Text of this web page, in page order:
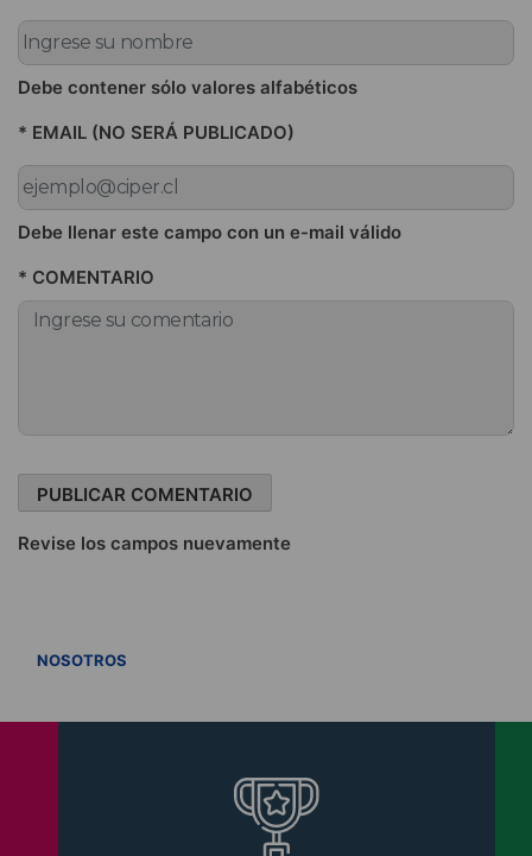
Debe contener sólo valores alfabéticos
* EMAIL (NO SERÁ PUBLICADO)
Debe llenar este campo con un e-mail válido
* COMENTARIO
Revise los campos nuevamente
NOSOTROS